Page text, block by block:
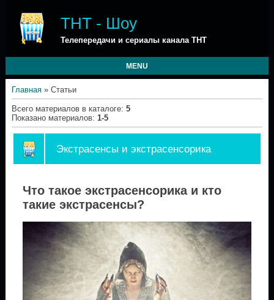
ТНТ - Шоу
Телепередачи и сериалы канала ТНТ
MENU
Главная» Статьи
Всего материалов в каталоге: 5
Показано материалов: 1-5
Экстрасенсы и экстрасенсорика
Что такое экстрасенсорика и кто
такие экстрасенсы?